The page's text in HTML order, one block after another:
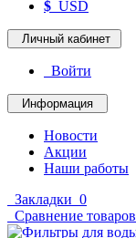
$ USD
Личный кабинет
Войти
Информация
Новости
Акции
Наши работы
Закладки 0
Сравнение товаров